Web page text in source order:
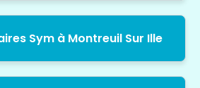
Sym à Montreuil Sur Ille